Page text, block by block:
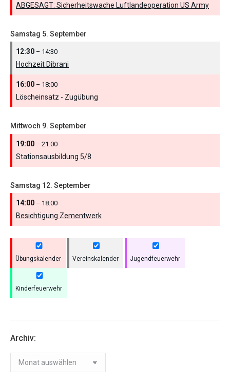
ABGESAGT: Sicherheitswache Luftlandeoperation US Army
Samstag 5. September
12:30 – 14:30
Hochzeit Dibrani
16:00 – 18:00
Löscheinsatz - Zugübung
Mittwoch 9. September
19:00 – 21:00
Stationsausbildung 5/8
Samstag 12. September
14:00 – 18:00
Besichtigung Zementwerk
Übungskalender Vereinskalender Jugendfeuerwehr
Kinderfeuerwehr
Archiv:
Archiv: